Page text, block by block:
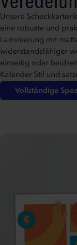
Unsere
eine robuste und
Laminierung mit
widerstandsfähiger
einseitig oder
Kalender Stil und
Vollständige